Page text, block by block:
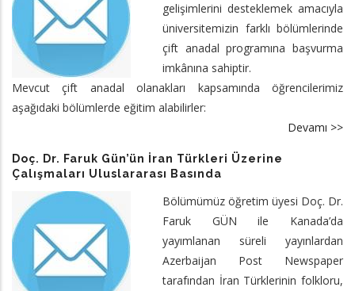
gelişimlerini desteklemek amacıyla
üniversitemizin farklı bölümlerinde
çift anadal programına başvurma
imkânına sahiptir.
Mevcut çift anadal olanakları kapsamında öğrencilerimiz
aşağıdaki bölümlerde eğitim alabilirler:
Devamı >>
Doç. Dr. Faruk Gün’ün İran Türkleri Üzerine
Çalışmaları Uluslararası Basında
Bölümümüz öğretim üyesi Doç. Dr.
Faruk GÜN ile Kanada’da
yayımlanan süreli yayınlardan
Azerbaijan Post Newspaper
tarafından İran Türklerinin folkloru,